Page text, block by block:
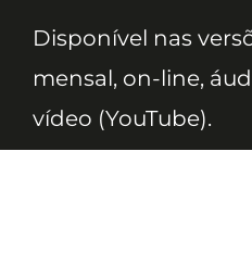
Disponível nas
mensal, on-line,
vídeo (YouTube).